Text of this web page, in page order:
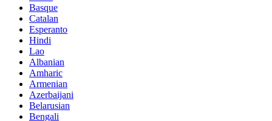
Basque
Catalan
Esperanto
Hindi
Lao
Albanian
Amharic
Armenian
Azerbaijani
Belarusian
Bengali